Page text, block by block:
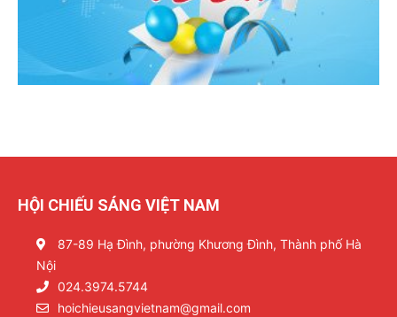
HỘI CHIẾU SÁNG VIỆT NAM
87-89 Hạ Đình, phường Khương Đình, Thành phố Hà
Nội
024.3974.5744
hoichieusangvietnam@gmail.com